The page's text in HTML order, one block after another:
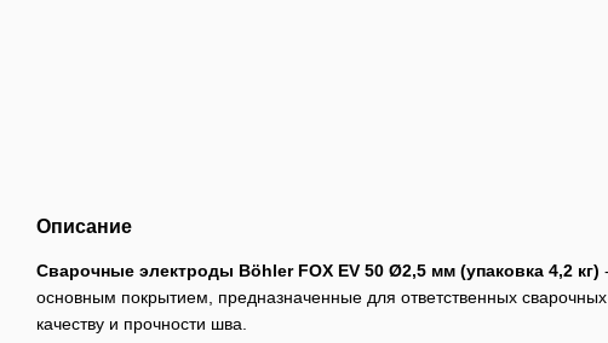
Описание
Сварочные электроды Böhler FOX EV 50 Ø2,5 мм (упаковка 4,2 кг)
основным покрытием, предназначенные для ответственных
качеству и прочности шва.